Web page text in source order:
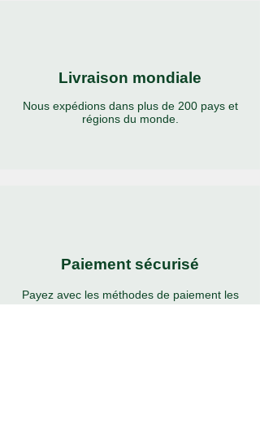
Livraison mondiale
Nous expédions dans plus de 200 pays et
régions du monde.
Paiement sécurisé
Payez avec les méthodes de paiement les